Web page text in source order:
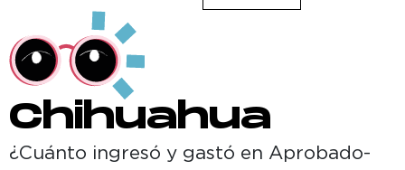
Chihuahua
¿Cuánto ingresó y gastó en Aprobado-